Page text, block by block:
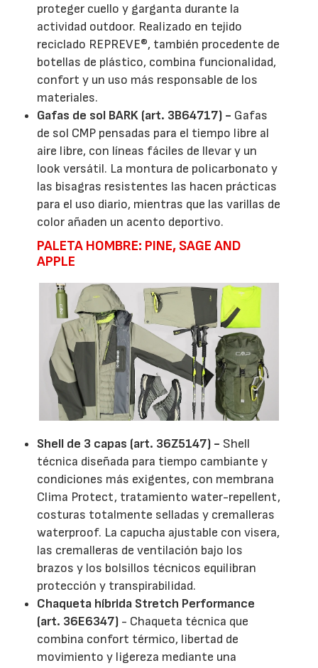
proteger cuello y garganta durante la
actividad outdoor. Realizado en tejido
reciclado REPREVE®, también procedente de
botellas de plástico, combina funcionalidad,
confort y un uso más responsable de los
materiales.
Gafas de sol BARK (art. 3B64717) - Gafas
de sol CMP pensadas para el tiempo libre al
aire libre, con líneas fáciles de llevar y un
look versátil. La montura de policarbonato y
las bisagras resistentes las hacen prácticas
para el uso diario, mientras que las varillas de
color añaden un acento deportivo.
PALETA HOMBRE: PINE, SAGE AND
APPLE
Shell de 3 capas (art. 36Z5147) - Shell
técnica diseñada para tiempo cambiante y
condiciones más exigentes, con membrana
Clima Protect, tratamiento water-repellent,
costuras totalmente selladas y cremalleras
waterproof. La capucha ajustable con visera,
las cremalleras de ventilación bajo los
brazos y los bolsillos técnicos equilibran
protección y transpirabilidad.
Chaqueta híbrida Stretch Performance
(art. 36E6347) - Chaqueta técnica que
combina confort térmico, libertad de
movimiento y ligereza mediante una